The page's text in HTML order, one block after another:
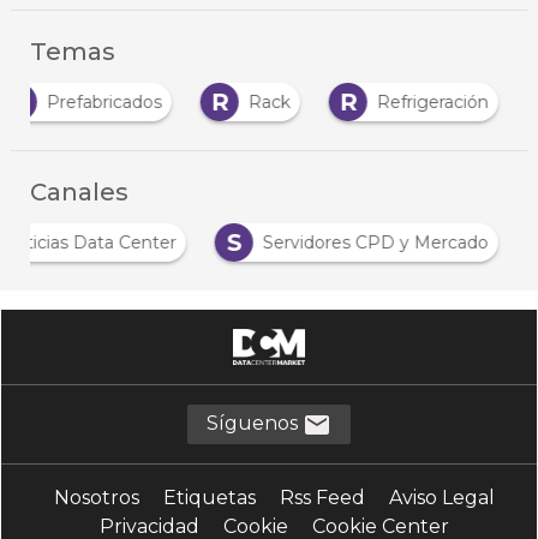
Temas
Prefabricados R Rack R Refrigeración
Canales
Noticias Data Center S Servidores CPD y Mercado
Síguenos
Nosotros Etiquetas Rss Feed
Aviso Legal
Privacidad
Cookie Cookie Center